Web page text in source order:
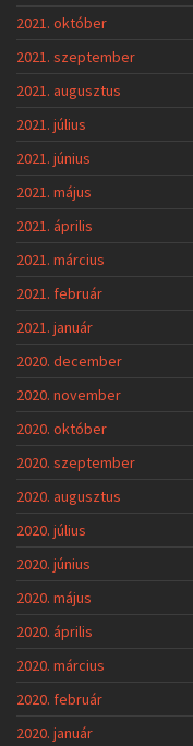
2021. október
2021. szeptember
2021. augusztus
2021. július
2021. június
2021. május
2021. április
2021. március
2021. február
2021. január
2020. december
2020. november
2020. október
2020. szeptember
2020. augusztus
2020. július
2020. június
2020. május
2020. április
2020. március
2020. február
2020. január